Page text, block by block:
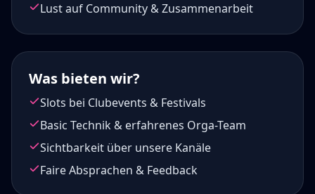
Lust auf Community & Zusammenarbeit
Was bieten wir?
Slots bei Clubevents & Festivals
Basic Technik & erfahrenes Orga-Team
Sichtbarkeit über unsere Kanäle
Faire Absprachen & Feedback